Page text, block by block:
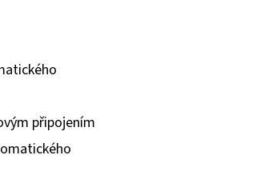
připojením